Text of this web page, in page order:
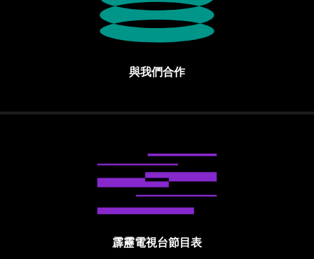
與我們合作
霹靂電視台節目表